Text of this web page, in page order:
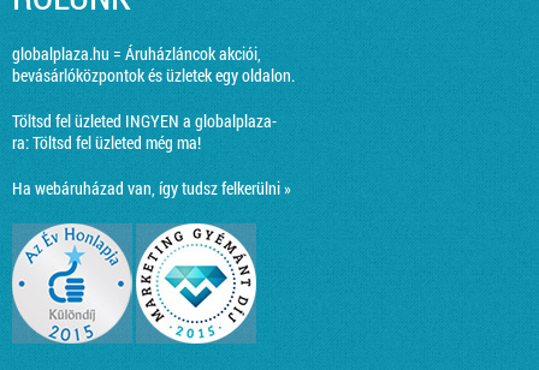
globalplaza.hu = Áruházláncok akciói,
bevásárlóközpontok és üzletek egy oldalon.
Töltsd fel üzleted INGYEN a globalplaza-
ra:Töltsd fel üzleted még ma!
Ha webáruházad van, így tudsz felkerülni »